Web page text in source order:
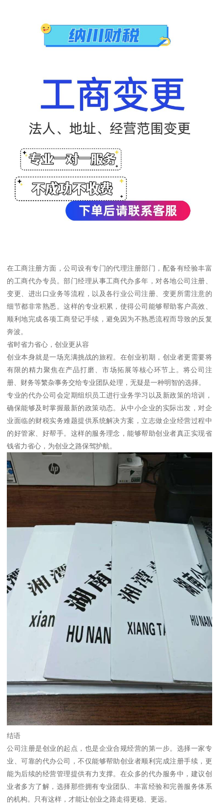
在工商注册方面，公司设有专门的代理注册部门，配备有经验丰富
的工商代办专员。部门经理从事工商代办多年，对各地公司注册、
变更、进出口业务等流程，以及各行业公司注册、变更所需注意的
细节都非常熟悉。这样的专业积累，使得公司能够帮助客户高效、
顺利地完成各项工商登记手续，避免因为不熟悉流程而导致的反复
奔波。
省时省力省心，创业更从容
创业本身就是一场充满挑战的旅程。在创业初期，创业者更需要将
有限的精力聚焦在产品打磨、市场拓展等核心环节上。将公司注
册、财务等繁杂事务交给专业团队处理，无疑是一种明智的选择。
专业的代办公司会定期组织员工进行业务学习以及新政策的培训，
确保能够及时掌握最新的政策动态。从中小企业的实际出发，对企
业面临的财税实务难题提供系统解决方案，立志做企业经营过程中
的好管家、好帮手。这样的服务理念，能够帮助创业者真正实现省
钱省力省心，为创业之路保驾护航。
结语
公司注册是创业的起点，也是企业合规经营的第一步。选择一家专
业、可靠的代办公司，不仅能够帮助创业者顺利完成注册手续，更
能为后续的经营管理提供有力支撑。在众多的代办服务中，建议创
业者多方了解，选择那些拥有专业团队、丰富经验和完善服务体系
的机构。只有这样，才能让创业之路走得更稳、更远。